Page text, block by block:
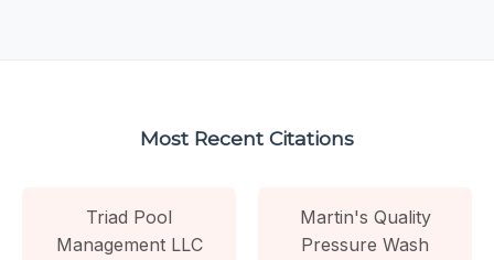
Most Recent Citations
Triad Pool
Management LLC
Martin's Quality
Pressure Wash